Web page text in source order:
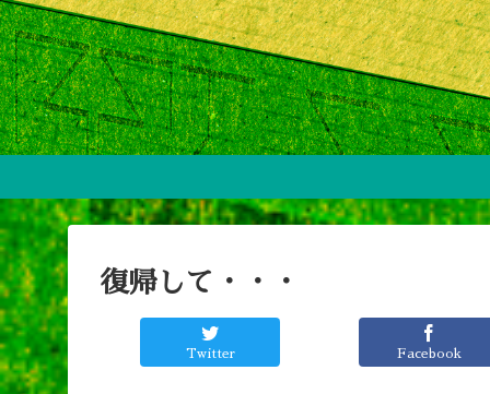
復帰して・・・
Twitter Facebook